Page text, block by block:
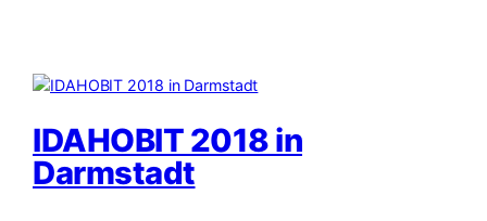
IDAHOBIT 2018 in
Darmstadt